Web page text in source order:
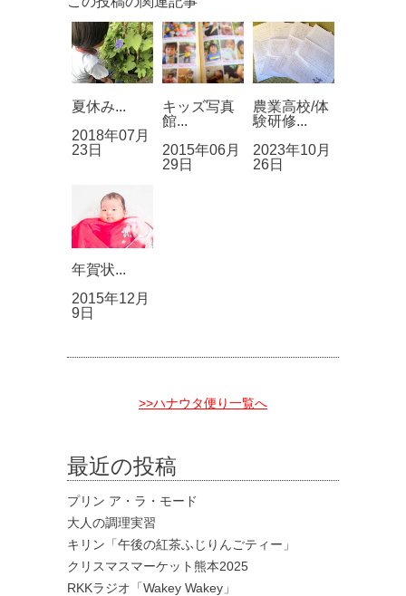
夏休み...
2018年07月
23日
キッズ写真
館...
2015年06月
29日
農業高校/体
験研修...
2023年10月
26日
年賀状...
2015年12月
9日
>>ハナウタ便り一覧へ
最近の投稿
プリン ア・ラ・モード
大人の調理実習
キリン「午後の紅茶ふじりんごティー」
クリスマスマーケット熊本2025
RKKラジオ「Wakey Wakey」